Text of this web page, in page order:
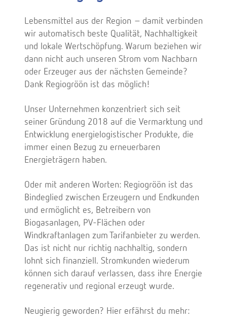
Lebensmittel aus der Region – damit verbinden
wir automatisch beste Qualität, Nachhaltigkeit
und lokale Wertschöpfung. Warum beziehen wir
dann nicht auch unseren Strom vom Nachbarn
oder Erzeuger aus der nächsten Gemeinde?
Dank Regiogröön ist das möglich!
Unser Unternehmen konzentriert sich seit
seiner Gründung 2018 auf die Vermarktung und
Entwicklung energielogistischer Produkte, die
immer einen Bezug zu erneuerbaren
Energieträgern haben.
Oder mit anderen Worten: Regiogröön ist das
Bindeglied zwischen Erzeugern und Endkunden
und ermöglicht es, Betreibern von
Biogasanlagen, PV-Flächen oder
Windkraftanlagen zum Tarifanbieter zu werden.
Das ist nicht nur richtig nachhaltig, sondern
lohnt sich finanziell. Stromkunden wiederum
können sich darauf verlassen, dass ihre Energie
regenerativ und regional erzeugt wurde.
Neugierig geworden? Hier erfährst du mehr: